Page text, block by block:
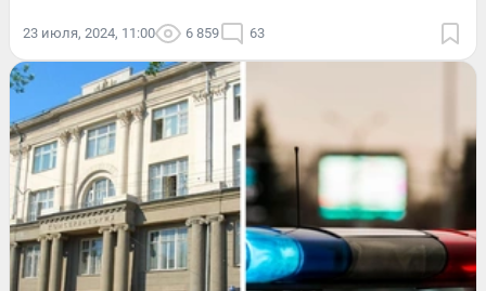
23 июля, 2024, 11:00 6 859 63